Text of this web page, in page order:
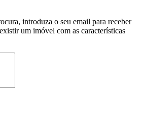
introduza o seu email para receber
um imóvel com as características